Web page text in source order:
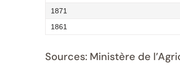
1871
1861
Sources: Ministère de